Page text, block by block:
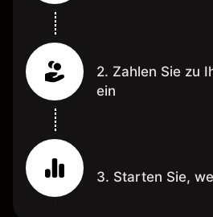
2. Zahlen Sie zu
ein
3. Starten Sie,